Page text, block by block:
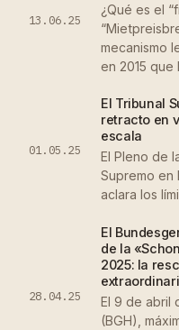
13.06.25
¿Qué es el
mecanismo
en 2015 que
01.05.25
El Tribunal
retracto en
escala
El Pleno de
Supremo en
aclara los
28.04.25
El
de la
2025: la
El 9 de abril
(BGH),